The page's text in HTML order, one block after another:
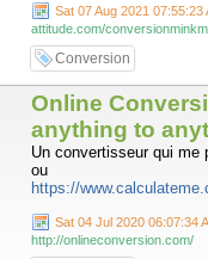
Sat 07 Aug 2021 07:55:23
attitude.com/
Conversion
Online
anything to
Un convertisseur qui me
ou
https://
Sat 04 Jul 2020 06:07:34
http://onlineconversion.com/